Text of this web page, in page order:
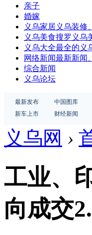
亲子
婚嫁
义乌家居义乌装修
义乌美食搜罗义乌
义乌大全最全的义
网络新闻最新新闻
综合新闻
义乌论坛
最新发布 中国图库
新车上市
财经新闻
义乌网 ›
工业、
向成交